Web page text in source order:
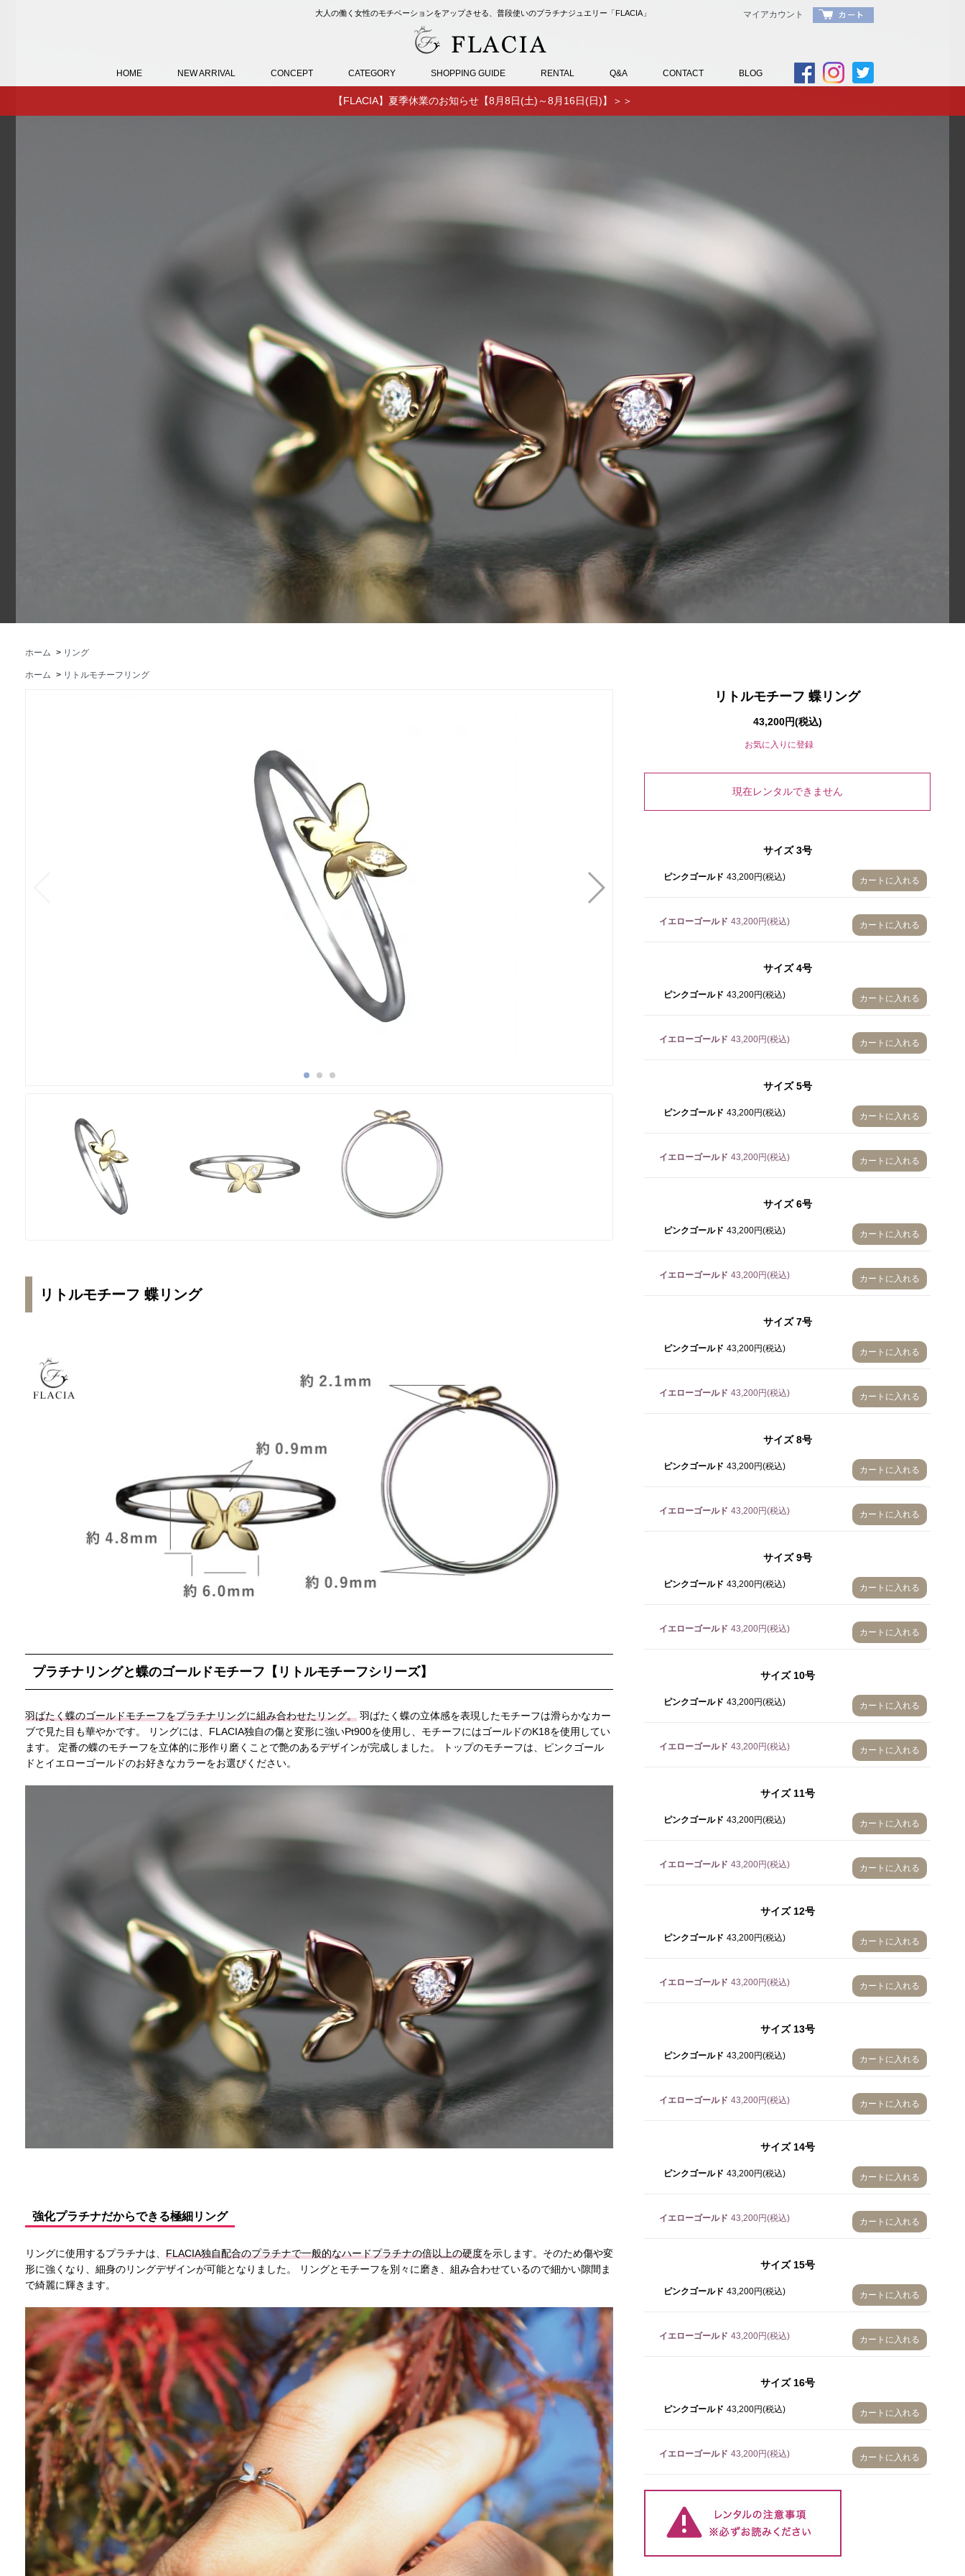
マイアカウント
大人の働く女性のモチベーションをアップさせる、 普段使いのプラチナジュエリー「FLACIA」
HOME NEW ARRIVAL CONCEPT CATEGORY SHOPPING GUIDE RENTAL Q&A CONTACT BLOG
【FLACIA】夏季休業のお知らせ【8月8日(土)～8月16日(日)】＞＞
ホーム > リング
ホーム > リトルモチーフリング
リトルモチーフ 蝶リング
プラチナリングと蝶のゴールドモチーフ【リトルモチーフシリーズ】
羽ばたく蝶のゴールドモチーフをプラチナリングに組み合わせたリング。 羽ばたく蝶の立体感を表現したモチーフは滑らかなカー
ブで見た目も華やかです。 リングには、FLACIA独自の傷と変形に強いPt900を使用し、モチーフにはゴールドのK18を使用してい
ます。 定番の蝶のモチーフを立体的に形作り磨くことで艶のあるデザインが完成しました。 トップのモチーフは、ピンクゴール
ドとイエローゴールドのお好きなカラーをお選びください。
強化プラチナだからできる極細リング
リングに使用するプラチナは、 FLACIA独自配合のプラチナで一般的なハードプラチナの倍以上の硬度を示します。そのため傷や変
形に強くなり、細身のリングデザインが可能となりました。 リングとモチーフを別々に磨き、組み合わせているので細かい隙間ま
で綺麗に輝きます。
リトルモチーフ 蝶リング
43,200円(税込)
お気に入りに登録
現在レンタルできません
3号
12号
16号
11号
15号
サイズ3号
ピンクゴールド 43,200円(税込) カートに入れる
イエローゴールド 43,200円(税込) カートに入れる
サイズ4号
ピンクゴールド 43,200円(税込) カートに入れる
イエローゴールド 43,200円(税込) カートに入れる
サイズ5号
ピンクゴールド 43,200円(税込) カートに入れる
イエローゴールド 43,200円(税込) カートに入れる
サイズ6号
ピンクゴールド 43,200円(税込) カートに入れる
イエローゴールド 43,200円(税込) カートに入れる
サイズ7号
ピンクゴールド 43,200円(税込) カートに入れる
イエローゴールド 43,200円(税込) カートに入れる
サイズ8号
ピンクゴールド 43,200円(税込) カートに入れる
イエローゴールド 43,200円(税込) カートに入れる
サイズ9号
ピンクゴールド 43,200円(税込) カートに入れる
イエローゴールド 43,200円(税込) カートに入れる
サイズ10号
ピンクゴールド 43,200円(税込) カートに入れる
イエローゴールド 43,200円(税込) カートに入れる
サイズ11号
ピンクゴールド 43,200円(税込) カートに入れる
イエローゴールド 43,200円(税込) カートに入れる
サイズ12号
ピンクゴールド 43,200円(税込) カートに入れる
イエローゴールド 43,200円(税込) カートに入れる
サイズ13号
ピンクゴールド 43,200円(税込) カートに入れる
イエローゴールド 43,200円(税込) カートに入れる
サイズ14号
ピンクゴールド 43,200円(税込) カートに入れる
イエローゴールド 43,200円(税込) カートに入れる
サイズ15号
ピンクゴールド 43,200円(税込) カートに入れる
イエローゴールド 43,200円(税込) カートに入れる
サイズ16号
ピンクゴールド 43,200円(税込) カートに入れる
イエローゴールド 43,200円(税込) カートに入れる